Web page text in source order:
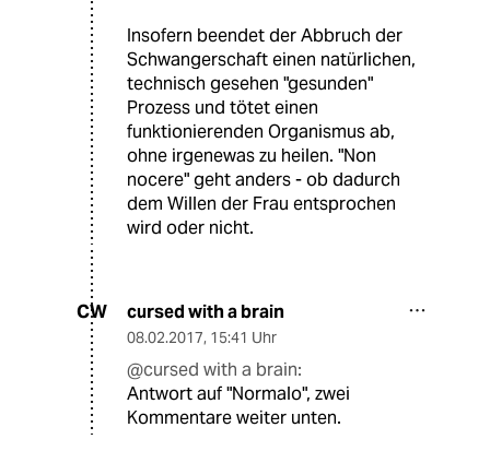
Insofern beendet der Abbruch der
Schwangerschaft einen natürlichen,
technisch gesehen "gesunden"
Prozess und tötet einen
funktionierenden Organismus ab,
ohne irgenewas zu heilen. "Non
nocere" geht anders - ob dadurch
dem Willen der Frau entsprochen
wird oder nicht.
CW cursed with a brain
08.02.2017, 15:41 Uhr
@cursed with a brain:
Antwort auf "Normalo", zwei
Kommentare weiter unten.